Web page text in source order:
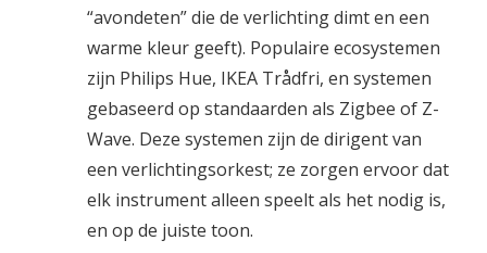
“avondeten” die de verlichting dimt en een
warme kleur geeft). Populaire ecosystemen
zijn Philips Hue, IKEA Trådfri, en systemen
gebaseerd op standaarden als Zigbee of Z-
Wave. Deze systemen zijn de dirigent van
een verlichtingsorkest; ze zorgen ervoor dat
elk instrument alleen speelt als het nodig is,
en op de juiste toon.